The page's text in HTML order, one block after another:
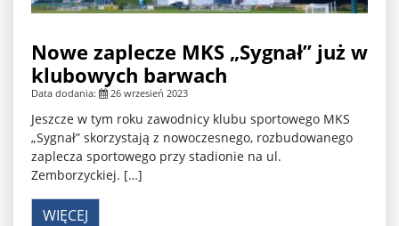
Nowe zaplecze MKS „Sygnał” już w
klubowych barwach
Data dodania: 26 wrzesień 2023
Jeszcze w tym roku zawodnicy klubu sportowego MKS
„Sygnał” skorzystają z nowoczesnego, rozbudowanego
zaplecza sportowego przy stadionie na ul.
Zemborzyckiej. […]
WIĘCEJ